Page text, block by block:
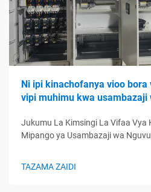
Ni ipi kinachofanya vioo
vipi muhimu kwa usambazaji
Jukumu La Kimsingi La Vifaa Vya
Mipango ya Usambazaji wa
TAZAMA ZAIDI